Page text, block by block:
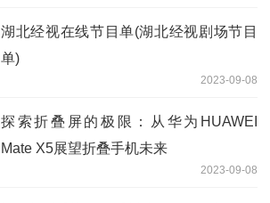
湖北经视在线节目单(湖北经视剧场节目
单)
2023-09-08
探索折叠屏的极限：从华为HUAWEI
Mate X5展望折叠手机未来
2023-09-08